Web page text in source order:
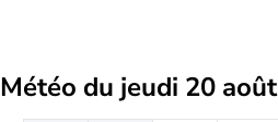
Météo du jeudi 20 août